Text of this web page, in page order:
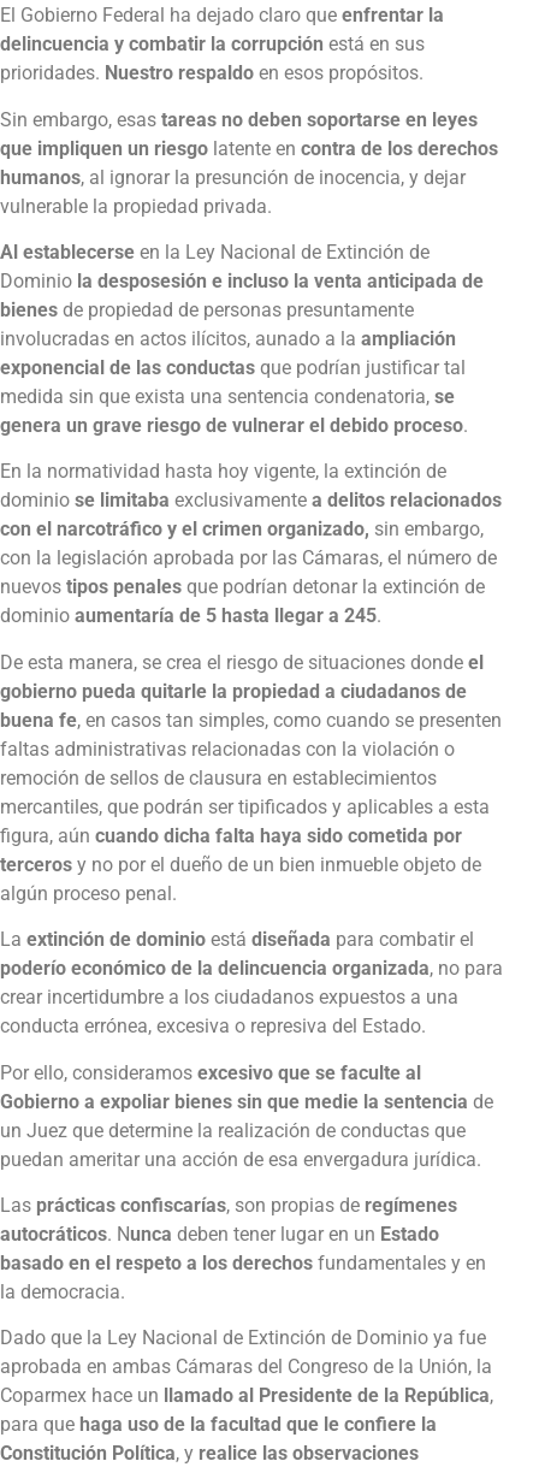
El Gobierno Federal ha dejado claro que enfrentar la
delincuencia y combatir la corrupción está en sus
prioridades. Nuestro respaldo en esos propósitos.
Sin embargo, esas tareas no deben soportarse en leyes
que impliquen un riesgo latente en contra de los derechos
humanos, al ignorar la presunción de inocencia, y dejar
vulnerable la propiedad privada.
Al establecerse en la Ley Nacional de Extinción de
Dominio la desposesión e incluso la venta anticipada de
bienes de propiedad de personas presuntamente
involucradas en actos ilícitos, aunado a la ampliación
exponencial de las conductas que podrían justificar tal
medida sin que exista una sentencia condenatoria, se
genera un grave riesgo de vulnerar el debido proceso.
En la normatividad hasta hoy vigente, la extinción de
dominio se limitaba exclusivamente a delitos relacionados
con el narcotráfico y el crimen organizado, sin embargo,
con la legislación aprobada por las Cámaras, el número de
nuevos tipos penales que podrían detonar la extinción de
dominio aumentaría de 5 hasta llegar a 245.
De esta manera, se crea el riesgo de situaciones donde el
gobierno pueda quitarle la propiedad a ciudadanos de
buena fe, en casos tan simples, como cuando se presenten
faltas administrativas relacionadas con la violación o
remoción de sellos de clausura en establecimientos
mercantiles, que podrán ser tipificados y aplicables a esta
figura, aún cuando dicha falta haya sido cometida por
terceros y no por el dueño de un bien inmueble objeto de
algún proceso penal.
La extinción de dominio está diseñada para combatir el
poderío económico de la delincuencia organizada, no para
crear incertidumbre a los ciudadanos expuestos a una
conducta errónea, excesiva o represiva del Estado.
Por ello, consideramos excesivo que se faculte al
Gobierno a expoliar bienes sin que medie la sentencia de
un Juez que determine la realización de conductas que
puedan ameritar una acción de esa envergadura jurídica.
Las prácticas confiscarías, son propias de regímenes
autocráticos. Nunca deben tener lugar en un Estado
basado en el respeto a los derechos fundamentales y en
la democracia.
Dado que la Ley Nacional de Extinción de Dominio ya fue
aprobada en ambas Cámaras del Congreso de la Unión, la
Coparmex hace un
llamado al Presidente de la República,
para que haga uso de la facultad que le confiere la
Constitución Política, y realice las observaciones